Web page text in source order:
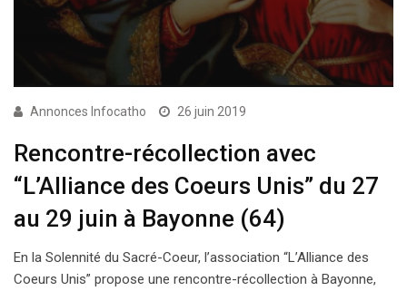
Annonces Infocatho 26 juin 2019
Rencontre-récollection avec
“L’Alliance des Coeurs Unis” du 27
au 29 juin à Bayonne (64)
En la Solennité du Sacré-Coeur, l’association “L’Alliance des
Coeurs Unis” propose une rencontre-récollection à Bayonne,